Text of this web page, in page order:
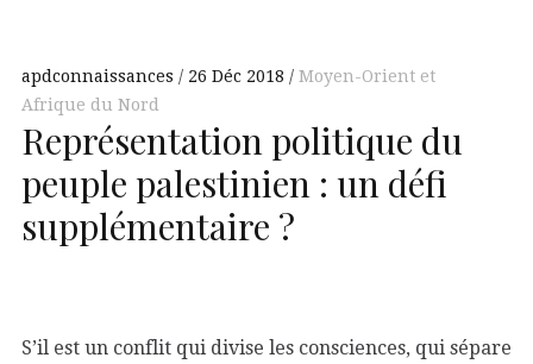
apdconnaissances 26 Déc 2018
Moyen-Orient et
Afrique du Nord
Représentation politique du
peuple palestinien : un défi
supplémentaire ?
S’il est un conflit qui divise les consciences, qui sépare